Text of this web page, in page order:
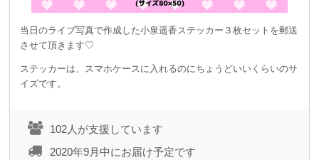
当日のライブ写真で作成した小泉遥香ステッカー３枚セットを郵送
させて頂きます♡
ステッカーは、スマホケースに入れるのにちょうどいいくらいのサ
イズです。
102人が支援しています
2020年9月中にお届け予定です